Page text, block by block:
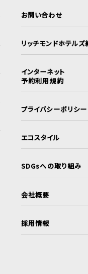
お問い合わせ
リッチモンドホテルズ
インターネット
予約利用規約
プライバシーポリシー
エコスタイル
SDGsへの取り組み
会社概要
採用情報